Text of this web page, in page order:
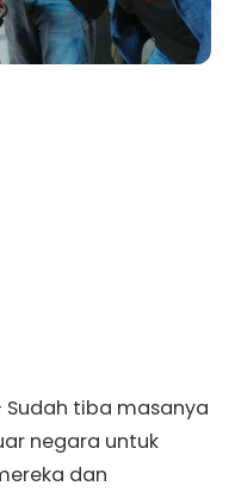
Sudah tiba masanya
negara untuk
dan